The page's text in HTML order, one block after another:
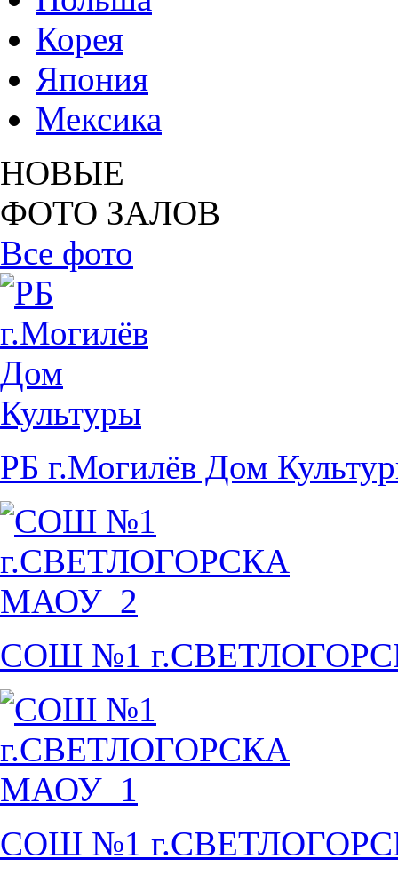
Корея
Япония
Мексика
НОВЫЕ
ФОТО ЗАЛОВ
Все фото
РБ г.Могилёв Дом
СОШ №1
СОШ №1